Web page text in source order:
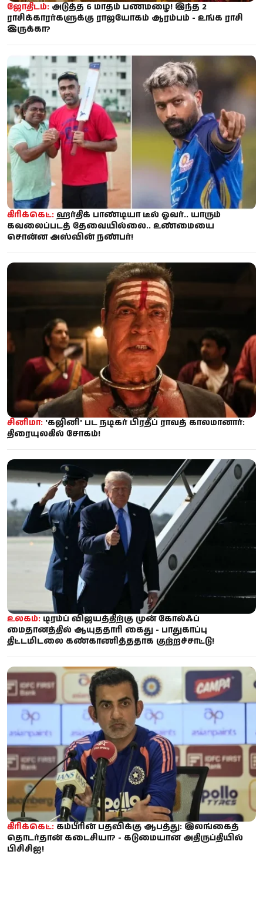
ஜோதிடம்: அடுத்த 6 மாதம் பணமழை! இந்த 2
ராசிக்காரர்களுக்கு ராஜயோகம் ஆரம்பம் - உங்க ராசி
இருக்கா?
கிரிக்கெட்: ஹர்திக் பாண்டியா டீல் ஓவர்.. யாரும்
கவலைப்படத் தேவையில்லை.. உண்மையை
சொன்ன அஸ்வின் நண்பர்!
சினிமா: 'கஜினி' பட நடிகர் பிரதீப் ராவத் காலமானார்:
திரையுலகில் சோகம்!
உலகம்: டிரம்ப் விஜயத்திற்கு முன் கோல்ஃப்
மைதானத்தில் ஆயுததாரி கைது - பாதுகாப்பு
திட்டமிடலை கண்காணித்ததாக குற்றச்சாட்டு!
கிரிக்கெட்: கம்பீரின் பதவிக்கு ஆபத்து: இலங்கைத்
தொடர்தான் கடைசியா? - கடுமையான அதிருப்தியில்
பிசிசிஐ!